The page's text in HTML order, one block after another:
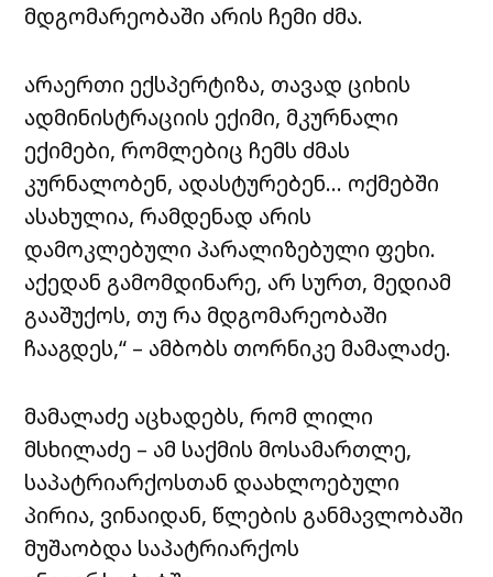
მდგომარეობაში არის ჩემი ძმა.
არაერთი ექსპერტიზა, თავად ციხის
ადმინისტრაციის ექიმი, მკურნალი
ექიმები, რომლებიც ჩემს ძმას
კურნალობენ, ადასტურებენ… ოქმებში
ასახულია, რამდენად არის
დამოკლებული პარალიზებული ფეხი.
აქედან გამომდინარე, არ სურთ, მედიამ
გააშუქოს, თუ რა მდგომარეობაში
ჩააგდეს,“ – ამბობს თორნიკე მამალაძე.
მამალაძე აცხადებს, რომ ლილი
მსხილაძე – ამ საქმის მოსამართლე,
საპატრიარქოსთან დაახლოებული
პირია, ვინაიდან, წლების განმავლობაში
მუშაობდა საპატრიარქოს